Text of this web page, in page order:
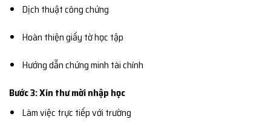
Dịch thuật công chứng
Hoàn thiện giấy tờ học tập
Hướng dẫn chứng minh tài chính
Bước 3: Xin thư mời nhập học
Làm việc trực tiếp với trường